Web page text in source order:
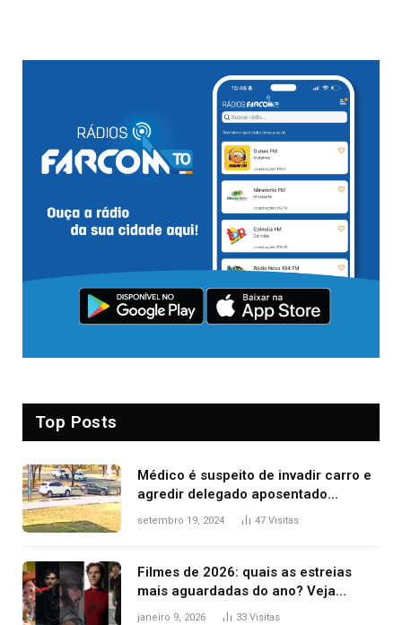
Top Posts
Médico é suspeito de invadir carro e
agredir delegado aposentado
durante confusão no trânsito
setembro 19, 2024 47 Visitas
Filmes de 2026: quais as estreias
mais aguardadas do ano? Veja
principais lançamentos do cinema
janeiro 9, 2026 33 Visitas